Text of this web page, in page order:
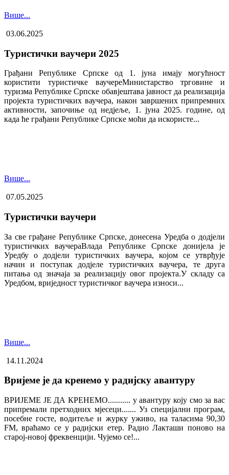
Више...
03.06.2025
Туристички ваучери 2025
Грађани Републике Српске од 1. јуна имају могућност
користити туристичке ваучере​Министарство трговине и
туризма Републике Српске обавјештава јавност да реализација
пројекта туристичких ваучера, након завршених припремних
активности, започиње од недјеље, 1. јуна 2025. године, од
када ће грађани Републике Српске моћи да искористе...
Више...
07.05.2025
Туристички ваучери
За све грађане Републике Српске, донесена Уредба о додјели
туристичких ваучера​Влада Републике Српске донијела је
Уредбу о додјели туристичких ваучера, којом се утврђује
начин и поступак додјеле туристичких ваучера, те друга
питања од значаја за реализацију овог пројекта.У складу са
Уредбом, вриједност туристичког ваучера износи...
Више...
14.11.2024
Вријеме је да кренемо у радијску авантуру
ВРИЈЕМЕ ЈЕ ДА КРЕНЕМО........... у авантуру коју смо за вас
припремали претходних мјесеци....... Уз специјални програм,
посебне госте, водитеље и журку уживо, на таласима 90,30
FM, враћамо се у радијски етер. Радио Лакташи поново на
старој-новој фреквенцији. Чујемо се!...